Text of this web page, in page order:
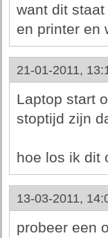
want dit
en printer en
21-01-2011,
Laptop start
stoptijd zijn
hoe los ik dit
13-03-2011,
probeer een